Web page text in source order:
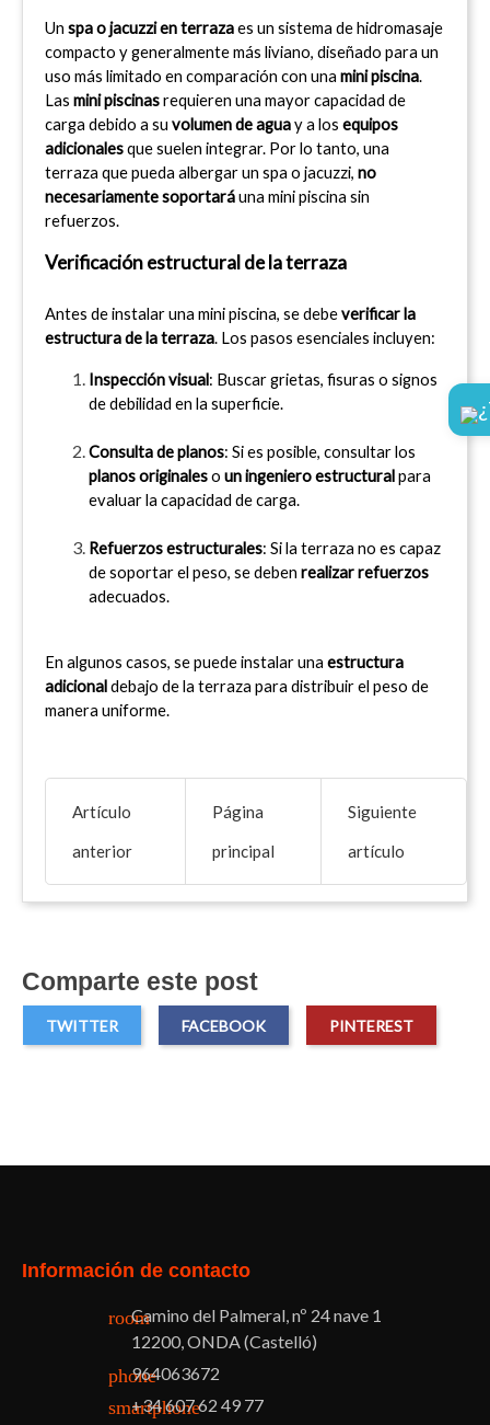
Un spa o jacuzzi en terraza es un sistema de hidromasaje
compacto y generalmente más liviano, diseñado para un
uso más limitado en comparación con una mini piscina.
Las mini piscinas requieren una mayor capacidad de
carga debido a su volumen de agua y a los equipos
adicionales que suelen integrar. Por lo tanto, una
terraza que pueda albergar un spa o jacuzzi, no
necesariamente soportará una mini piscina sin
refuerzos.
Verificación estructural de la terraza
Antes de instalar una mini piscina, se debe verificar la
estructura de la terraza. Los pasos esenciales incluyen:
Inspección visual: Buscar grietas, fisuras o signos
de debilidad en la superficie.
Consulta de planos
planos originales o un ingeniero estructural para
evaluar la capacidad de carga.
Refuerzos estructurales: Si la terraza no es capaz
de soportar el peso, se deben realizar refuerzos
adecuados.
En algunos casos, se puede instalar una estructura
adicional debajo de la terraza para distribuir el peso de
manera uniforme.
Artículo
anterior
Página
principal
Siguiente
artículo
Comparte este post
TWITTER FACEBOOK PINTEREST
Información de contacto
roomCamino del Palmeral, nº 24 nave 1
12200, ONDA (Castelló)
phone964063672
smartphone
+34 607 62 49 77